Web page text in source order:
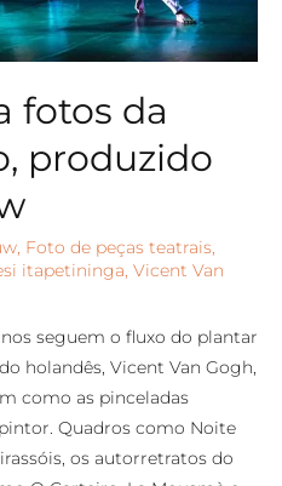
fotos da
produzido
Foto de peças teatrais
itapetininga Vicent Van
seguem o fluxo do plantar
holandês, Vicent Van Gogh,
como as pinceladas
Quadros como Noite
os autorretratos do